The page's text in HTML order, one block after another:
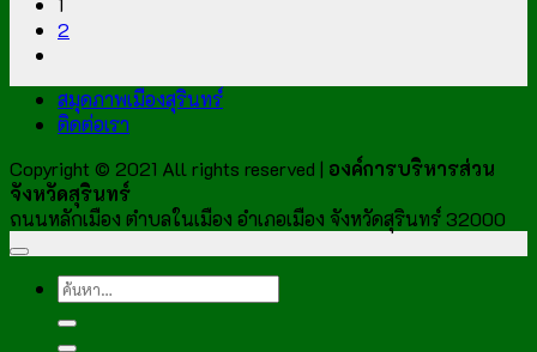
2
สมุดภาพเมืองสุรินทร์
ติดต่อเรา
Copyright © 2021 All rights reserved | องค์การบริหารส่วน
จังหวัดสุรินทร์
ถนนหลักเมือง ตำบลในเมือง อำเภอเมือง จังหวัดสุรินทร์ 32000